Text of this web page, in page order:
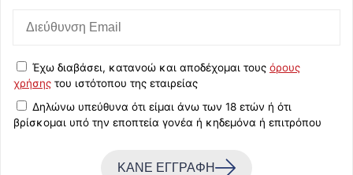
Έχω διαβάσει, κατανοώ και αποδέχομαι τους όρους
χρήσης του ιστότοπου της εταιρείας
Δηλώνω υπεύθυνα ότι είμαι άνω των 18 ετών ή ότι
βρίσκομαι υπό την εποπτεία γονέα ή κηδεμόνα ή επιτρόπου
ΚΑΝΕ ΕΓΓΡΑΦΗ